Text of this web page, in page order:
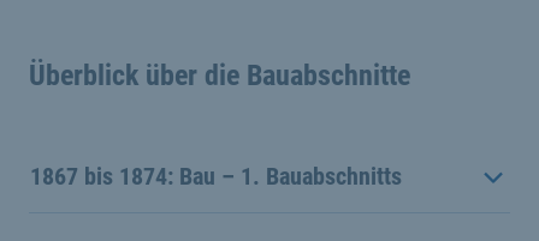
Überblick über die Bauabschnitte
1867 bis 1874: Bau – 1. Bauabschnitts